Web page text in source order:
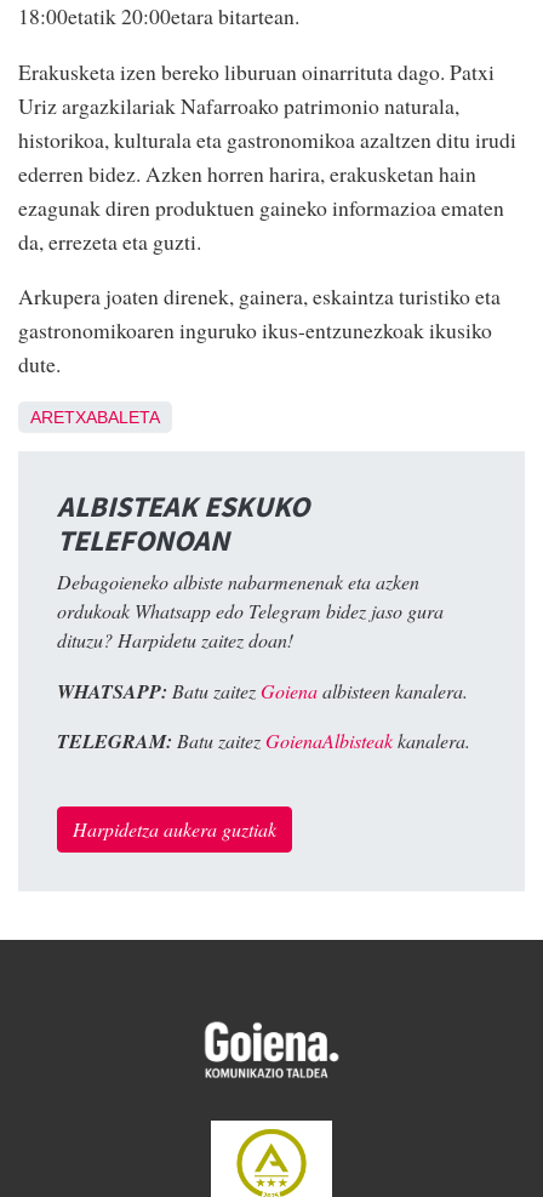
18:00etatik 20:00etara bitartean.
Erakusketa izen bereko liburuan oinarrituta dago. Patxi
Uriz argazkilariak Nafarroako patrimonio naturala,
historikoa, kulturala eta gastronomikoa azaltzen ditu irudi
ederren bidez. Azken horren harira, erakusketan hain
ezagunak diren produktuen gaineko informazioa ematen
da, errezeta eta guzti.
Arkupera joaten direnek, gainera, eskaintza turistiko eta
gastronomikoaren inguruko ikus-entzunezkoak ikusiko
dute.
ARETXABALETA
ALBISTEAK ESKUKO
TELEFONOAN
Debagoieneko albiste nabarmenenak eta azken
ordukoak Whatsapp edo Telegram bidez jaso gura
dituzu? Harpidetu zaitez doan!
WHATSAPP: Batu zaitezGoienaalbisteen kanalera.
TELEGRAM: Batu zaitezGoienaAlbisteakkanalera.
Harpidetza aukera guztiak